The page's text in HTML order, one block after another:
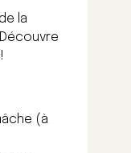
la
(à